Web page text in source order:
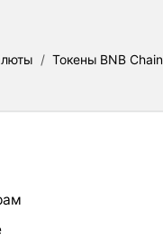
/ Токены BNB Chain